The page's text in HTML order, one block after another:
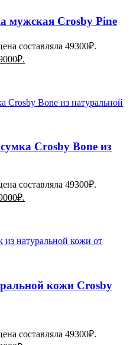
мужская Crosby Pine
составляла 49300₽.
Crosby Bone из
составляла 49300₽.
кожи Crosby
составляла 49300₽.